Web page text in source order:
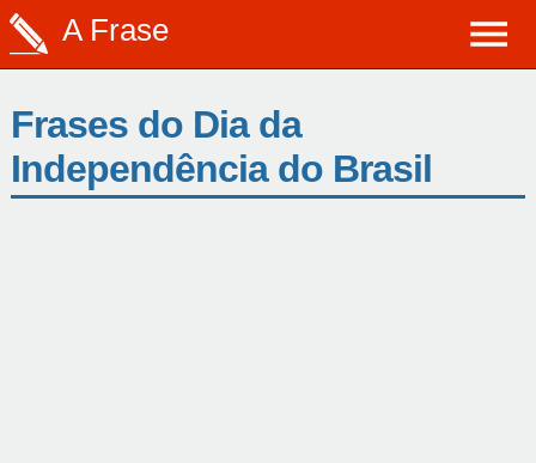
A Frase
Frases do Dia da
Independência do Brasil